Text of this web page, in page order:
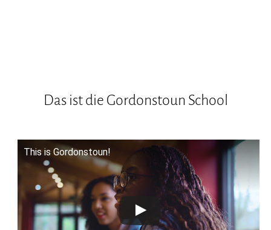
Das ist die Gordonstoun School
This is Gordonstoun!